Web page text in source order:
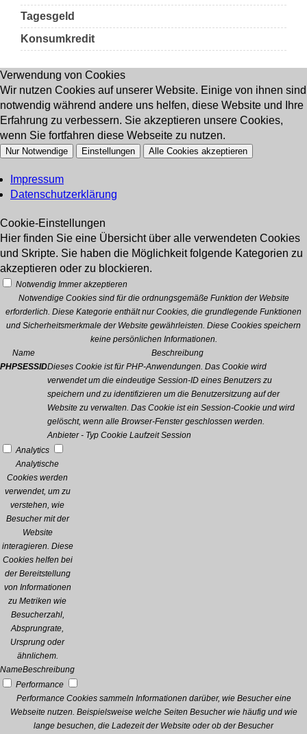
Tagesgeld
Konsumkredit
Verwendung von Cookies
Wir nutzen Cookies auf unserer Website. Einige von ihnen sind
notwendig während andere uns helfen, diese Website und Ihre
Erfahrung zu verbessern. Sie akzeptieren unsere Cookies,
wenn Sie fortfahren diese Webseite zu nutzen.
Nur Notwendige Einstellungen Alle Cookies akzeptieren
Impressum
Datenschutzerklärung
Cookie-Einstellungen
Hier finden Sie eine Übersicht über alle verwendeten Cookies
und Skripte. Sie haben die Möglichkeit folgende Kategorien zu
akzeptieren oder zu blockieren.
Notwendig Immer akzeptieren
Notwendige Cookies sind für die ordnungsgemäße Funktion der Website
erforderlich. Diese Kategorie enthält nur Cookies, die grundlegende Funktionen
und Sicherheitsmerkmale der Website gewährleisten. Diese Cookies speichern
keine persönlichen Informationen.
Name
Beschreibung
PHPSESSIDDieses Cookie ist für PHP-Anwendungen. Das Cookie wird
verwendet um die eindeutige Session-ID eines Benutzers zu
speichern und zu identifizieren um die Benutzersitzung auf der
Website zu verwalten. Das Cookie ist ein Session-Cookie und wird
gelöscht, wenn alle Browser-Fenster geschlossen werden.
Anbieter - Typ Cookie Laufzeit Session
Analytics
Analytische
Cookies werden
verwendet, um zu
verstehen, wie
Besucher mit der
Website
interagieren. Diese
Cookies helfen bei
der Bereitstellung
von Informationen
zu Metriken wie
Besucherzahl,
Absprungrate,
Ursprung oder
ähnlichem.
NameBeschreibung
Performance
Performance Cookies sammeln Informationen darüber, wie Besucher eine
Webseite nutzen. Beispielsweise welche Seiten Besucher wie häufig und wie
lange besuchen, die Ladezeit der Website oder ob der Besucher